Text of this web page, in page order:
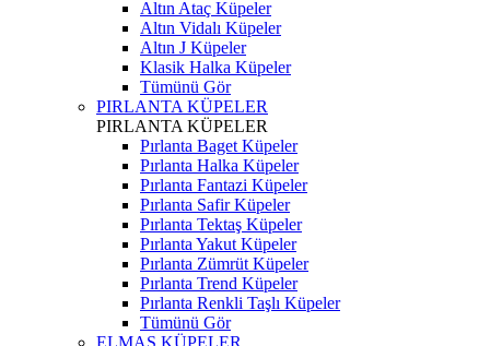
Altın Ataç Küpeler
Altın Vidalı Küpeler
Altın J Küpeler
Klasik Halka Küpeler
Tümünü Gör
PIRLANTA KÜPELER
PIRLANTA KÜPELER
Pırlanta Baget Küpeler
Pırlanta Halka Küpeler
Pırlanta Fantazi Küpeler
Pırlanta Safir Küpeler
Pırlanta Tektaş Küpeler
Pırlanta Yakut Küpeler
Pırlanta Zümrüt Küpeler
Pırlanta Trend Küpeler
Pırlanta Renkli Taşlı Küpeler
Tümünü Gör
ELMAS KÜPELER